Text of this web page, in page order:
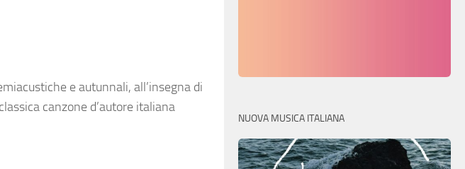
e autunnali, all’insegna di
canzone d’autore italiana
NUOVA MUSICA ITALIANA